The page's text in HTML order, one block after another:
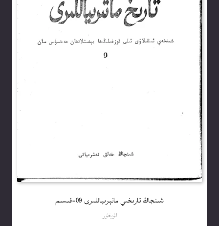
شىنجاڭ تارىخىي ماتېرىياللىرى 09-قىسىم
ئۇيغۇر